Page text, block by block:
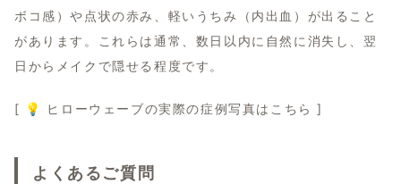
ボコ感）や点状の赤み、軽いうちみ（内出血）が出ること
があります。これらは通常、数日以内に自然に消失し、翌
日からメイクで隠せる程度です。
[ 💡 ヒローウェーブの実際の症例写真はこちら ]
よくあるご質問